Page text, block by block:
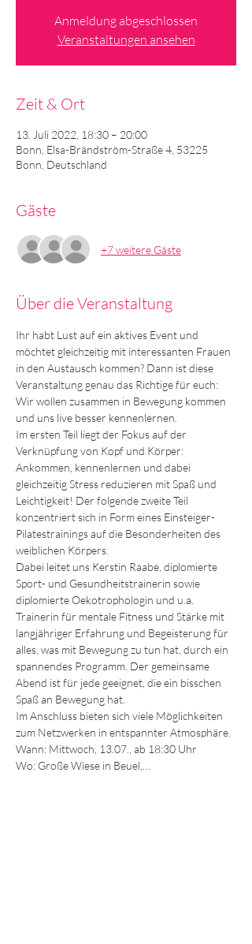
Anmeldung abgeschlossen
Veranstaltungen ansehen
Zeit & Ort
13. Juli 2022, 18:30 – 20:00
Bonn, Elsa-Brändström-Straße 4, 53225
Bonn, Deutschland
Gäste
+7 weitere Gäste
Über die Veranstaltung
Ihr habt Lust auf ein aktives Event und
möchtet gleichzeitig mit interessanten Frauen
in den Austausch kommen? Dann ist diese
Veranstaltung genau das Richtige für euch:
Wir wollen zusammen in Bewegung kommen
und uns live besser kennenlernen.
Im ersten Teil liegt der Fokus auf der
Verknüpfung von Kopf und Körper:
Ankommen, kennenlernen und dabei
gleichzeitig Stress reduzieren mit Spaß und
Leichtigkeit! Der folgende zweite Teil
konzentriert sich in Form eines Einsteiger-
Pilatestrainings auf die Besonderheiten des
weiblichen Körpers.
Dabei leitet uns Kerstin Raabe, diplomierte
Sport- und Gesundheitstrainerin sowie
diplomierte Oekotrophologin und u.a.
Trainerin für mentale Fitness und Stärke mit
langjähriger Erfahrung und Begeisterung für
alles, was mit Bewegung zu tun hat, durch ein
spannendes Programm. Der gemeinsame
Abend ist für jede geeignet, die ein bisschen
Spaß an Bewegung hat.
Im Anschluss bieten sich viele Möglichkeiten
zum Netzwerken in entspannter Atmosphäre.
Wann: Mittwoch, 13.07., ab 18:30 Uhr
Wo: Große Wiese in Beuel,…